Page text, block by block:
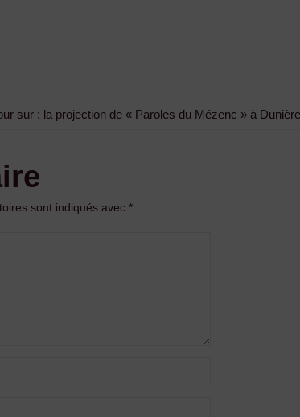
sur : la projection de « Paroles du Mézenc » à
sont indiqués avec*